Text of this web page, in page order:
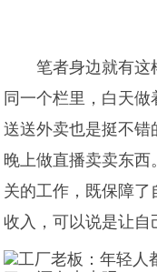
笔者身边就有这
同一个栏里，白天
送送外卖也是挺不错
晚上做直播卖卖东西
关的工作，既保障
收入，可以说是让自